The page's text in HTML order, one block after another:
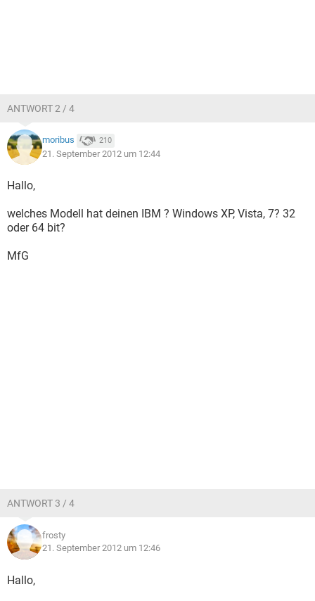
ANTWORT 2 / 4
moribus 210
21. September 2012 um 12:44
Hallo,
welches Modell hat deinen IBM ? Windows XP, Vista, 7? 32
oder 64 bit?
MfG
ANTWORT 3 / 4
frosty
21. September 2012 um 12:46
Hallo,